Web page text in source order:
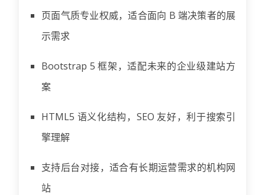
页面气质专业权威，适合面向 B 端决策者的展
示需求
Bootstrap 5 框架，适配未来的企业级建站方
案
HTML5 语义化结构，SEO 友好，利于搜索引
擎理解
支持后台对接，适合有长期运营需求的机构网
站